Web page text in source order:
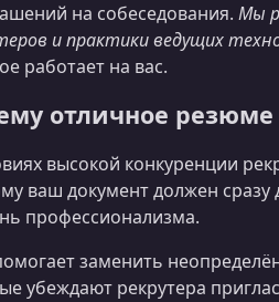
на собеседования. Мы
и практики ведущих
работает на вас.
отличное
высокой конкуренции
ваш документ должен
профессионализма.
заменить
убеждают рекрутера